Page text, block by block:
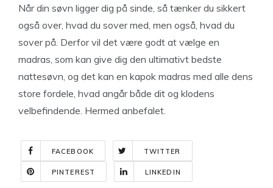
Når din søvn ligger dig på sinde, så tænker du sikkert
også over, hvad du sover med, men også, hvad du
sover på. Derfor vil det være godt at vælge en
madras, som kan give dig den ultimativt bedste
nattesøvn, og det kan en kapok madras med alle dens
store fordele, hvad angår både dit og klodens
velbefindende. Hermed anbefalet.
FACEBOOK TWITTER
PINTEREST LINKEDIN